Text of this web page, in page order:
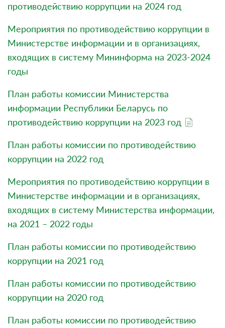
противодействию коррупции на 2024 год
Мероприятия по противодействию коррупции в
Министерстве информации и в организациях,
входящих в систему Мининформа на 2023-2024
годы
План работы комиссии Министерства
информации Республики Беларусь по
противодействию коррупции на 2023 год
План работы комиссии по противодействию
коррупции на 2022 год
Мероприятия по противодействию коррупции в
Министерстве информации и в организациях,
входящих в систему Министерства информации,
на 2021 – 2022 годы
План работы комиссии по противодействию
коррупции на 2021 год
План работы комиссии по противодействию
коррупции на 2020 год
План работы комиссии по противодействию